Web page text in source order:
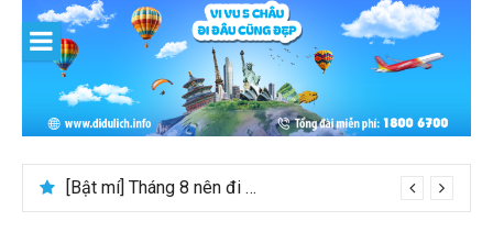
content
[Bật mí] Tháng 8 nên đi nước nào đẹp? Gợi ý 5+ tọa độ hot 2026